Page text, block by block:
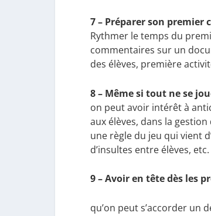
7 – Préparer son premier
Rythmer le temps du
commentaires sur un
des élèves, première
8 – Même si tout ne se
on peut avoir intérêt à
aux élèves, dans la
une règle du jeu qui vient
d’insultes entre élèves, etc.
9 – Avoir en tête dès les
qu’on peut s’accorder un